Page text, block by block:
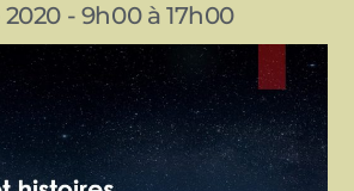
- 9h00à17h00